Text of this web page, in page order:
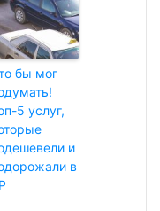
бы мог
5 услуг,
и
в